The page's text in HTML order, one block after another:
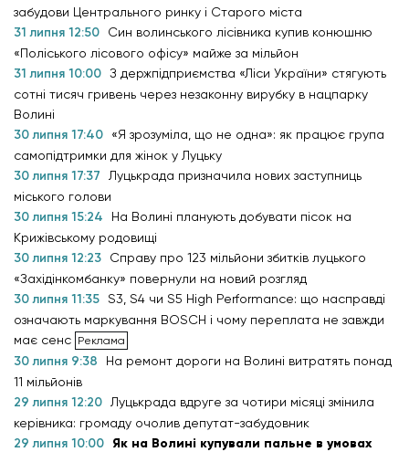
забудови Центрального ринку і Старого міста
31 липня 12:50
Син волинського лісівника купив конюшню
«Поліського лісового офісу» майже за мільйон
31 липня 10:00 З держпідприємства «Ліси України» стягують
сотні тисяч гривень через незаконну вирубку в нацпарку
Волині
30 липня 17:40
«Я зрозуміла, що не одна»: як працює група
самопідтримки для жінок у Луцьку
30 липня 17:37
Луцькрада призначила нових заступниць
міського голови
30 липня 15:24
На Волині планують добувати пісок на
Крижівському родовищі
30 липня 12:23
Справу про 123 мільйони збитків луцького
«Західінкомбанку» повернули на новий розгляд
30 липня 11:35 S3, S4 чи S5 High Performance: що насправді
означають маркування BOSCH і чому переплата не завжди
має сенс
30 липня 9:38
На ремонт дороги на Волині витратять понад
11 мільйонів
29 липня 12:20
Луцькрада вдруге за чотири місяці змінила
керівника: громаду очолив депутат-забудовник
29 липня 10:00 Як на Волині купували пальне в умовах